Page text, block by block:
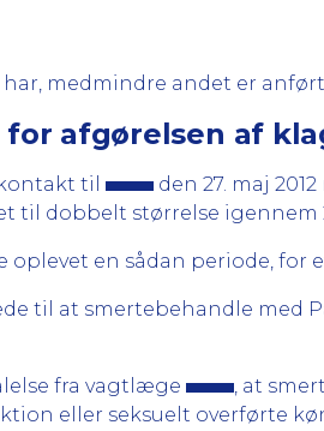
medmindre andet er
for afgørelsen af
til den 27. maj
til dobbelt størrelse igennem
oplevet en sådan periode, for
til at smertebehandle med
fra vagtlæge , at
eller seksuelt overførte